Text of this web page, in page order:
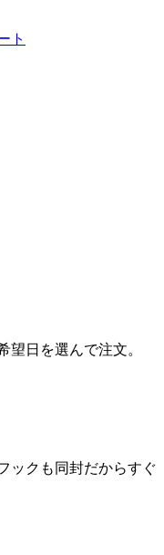
ト
望日を選んで注文。
ックも同封だからすぐ